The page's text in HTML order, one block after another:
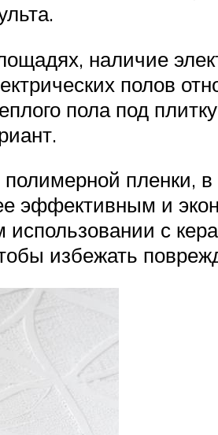
наличие
полов
пола под
пленки,
эффективным и
использовании с
избежать